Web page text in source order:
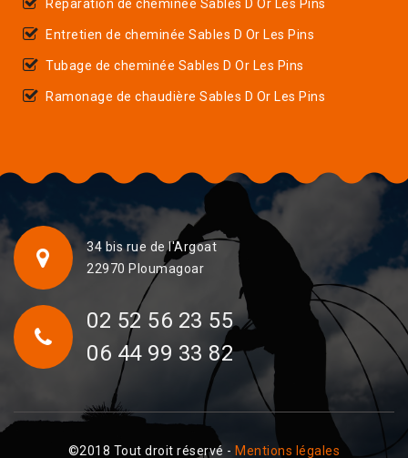
Réparation de cheminée Sables D Or Les Pins
Entretien de cheminée Sables D Or Les Pins
Tubage de cheminée Sables D Or Les Pins
Ramonage de chaudière Sables D Or Les Pins
34 bis rue de l'Argoat
22970 Ploumagoar
02 52 56 23 55
06 44 99 33 82
©2018 Tout droit réservé - Mentions légales